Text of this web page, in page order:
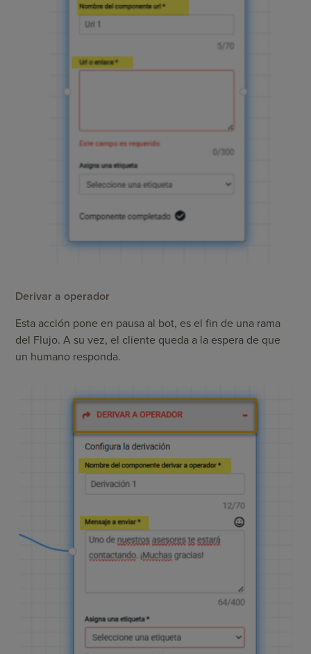
Derivar a operador
Esta acción pone en pausa al bot, es el fin de una rama
del Flujo. A su vez, el cliente queda a la espera de que
un humano responda.